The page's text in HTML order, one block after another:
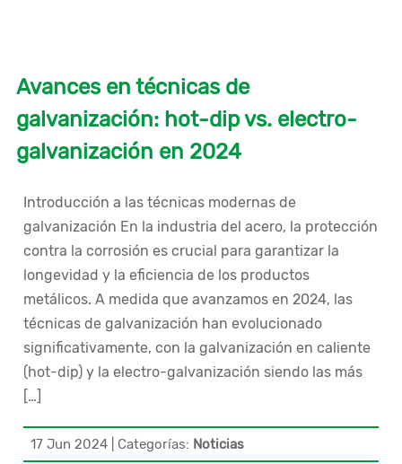
Avances en técnicas de
galvanización: hot-dip vs. electro-
galvanización en 2024
Introducción a las técnicas modernas de
galvanización En la industria del acero, la protección
contra la corrosión es crucial para garantizar la
longevidad y la eficiencia de los productos
metálicos. A medida que avanzamos en 2024, las
técnicas de galvanización han evolucionado
significativamente, con la galvanización en caliente
(hot-dip) y la electro-galvanización siendo las más
[…]
17 Jun 2024| Categorías: Noticias